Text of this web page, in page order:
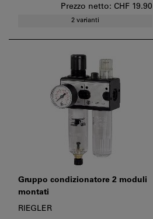
Prezzo netto: CHF 19.90
2 varianti
Gruppo condizionatore 2 moduli
montati
RIEGLER